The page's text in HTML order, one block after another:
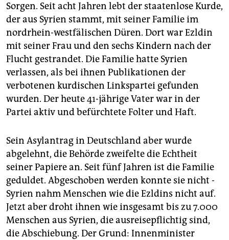
genossenschaft
epaper login
Sorgen. Seit acht Jahren lebt der staatenlose Kurde,
der aus Syrien stammt, mit seiner Familie im
nordrhein-westfälischen Düren. Dort war Ezldin
mit seiner Frau und den sechs Kindern nach der
Flucht gestrandet. Die Familie hatte Syrien
verlassen, als bei ihnen Publikationen der
verbotenen kurdischen Linkspartei gefunden
wurden. Der heute 41-jährige Vater war in der
Partei aktiv und befürchtete Folter und Haft.
Sein Asylantrag in Deutschland aber wurde
abgelehnt, die Behörde zweifelte die Echtheit
seiner Papiere an. Seit fünf Jahren ist die Familie
geduldet. Abgeschoben werden konnte sie nicht -
Syrien nahm Menschen wie die Ezldins nicht auf.
Jetzt aber droht ihnen wie insgesamt bis zu 7.000
Menschen aus Syrien, die ausreisepflichtig sind,
die Abschiebung. Der Grund: Innenminister